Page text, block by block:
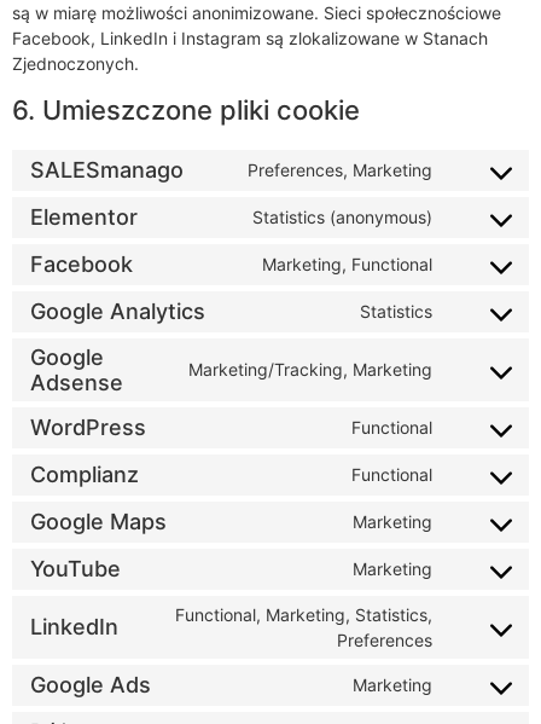
są w miarę możliwości anonimizowane. Sieci społecznościowe
Facebook, LinkedIn i Instagram są zlokalizowane w Stanach
Zjednoczonych.
6. Umieszczone pliki cookie
SALESmanago Preferences, Marketing
Elementor Statistics (anonymous)
Facebook Marketing, Functional
Google Analytics Statistics
Google
Adsense
Marketing/Tracking, Marketing
WordPress Functional
Complianz Functional
Google Maps Marketing
YouTube Marketing
LinkedIn
Functional, Marketing, Statistics,
Preferences
Google Ads Marketing